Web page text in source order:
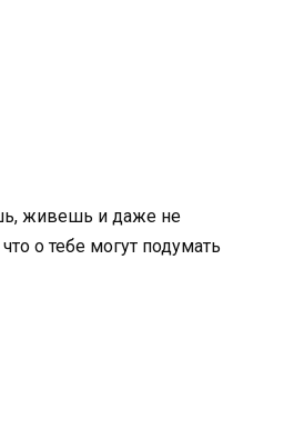
живешь и даже не
о тебе могут подумать